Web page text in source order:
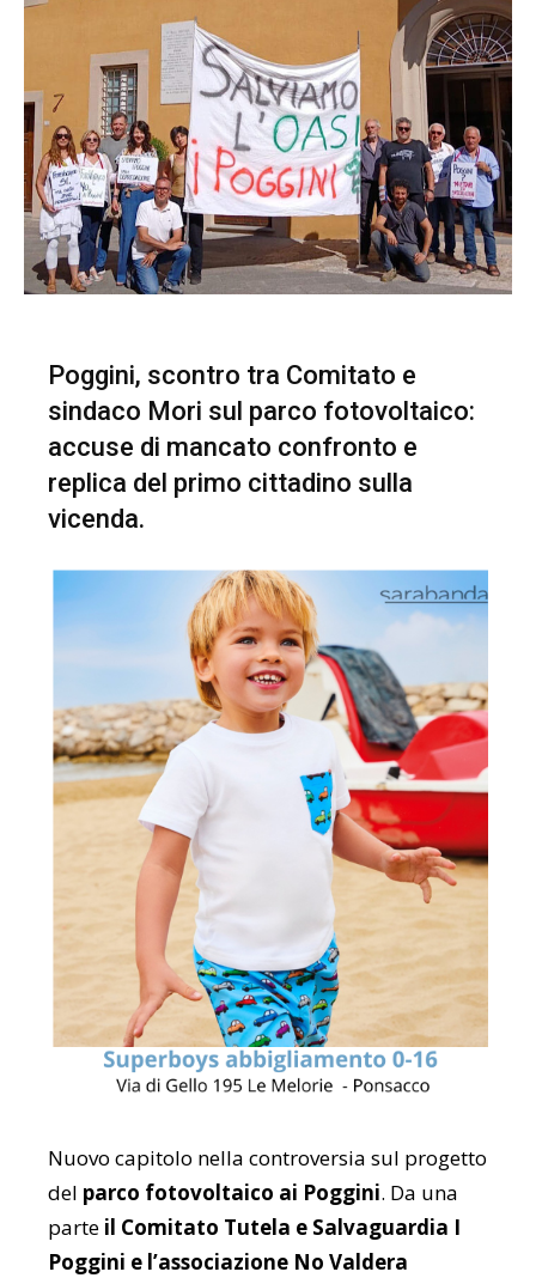
Poggini, scontro tra Comitato e
sindaco Mori sul parco fotovoltaico:
accuse di mancato confronto e
replica del primo cittadino sulla
vicenda.
Nuovo capitolo nella controversia sul progetto
del parco fotovoltaico ai Poggini. Da una
parte il Comitato Tutela e Salvaguardia I
Poggini e l’associazione No Valdera